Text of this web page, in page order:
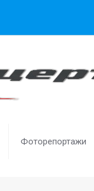
Фоторепортажи